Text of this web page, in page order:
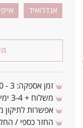
אנדרואיד
זמן אספקה: 3 - 10 ימי עסקים מאישור העסקה
משלוח + 3-4 ימי עסקים(צריכים לפני ? צרו איתנו קשר)
אפשרות לתיקון
החזר כספי / החלפת